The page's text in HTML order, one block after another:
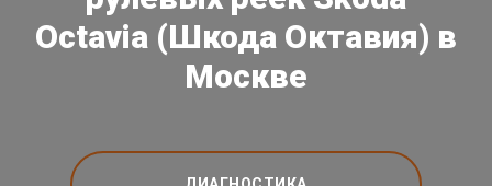
Octavia (Шкода Октавия) в
Москве